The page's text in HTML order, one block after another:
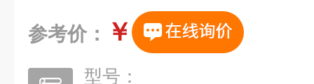
参考价： ￥
型号：